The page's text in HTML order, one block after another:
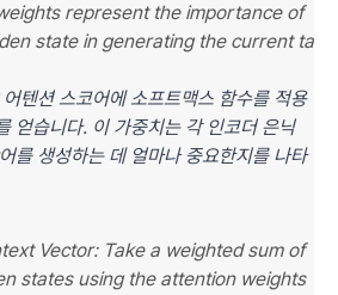
represent the importance of
state in generating the current ta
텐션 스코어에 소프트맥스 함수를 적용
얻습니다. 이 가중치는 각 인코더 은닉
를 생성하는 데 얼마나 중요한지를 나타
Vector: Take a weighted sum of
states using the attention weights